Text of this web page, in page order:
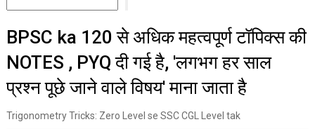
BPSC ka 120 से अधिक महत्वपूर्ण टॉपिक्स की
NOTES , PYQ दी गई है, 'लगभग हर साल
प्रश्न पूछे जाने वाले विषय' माना जाता है
Trigonometry Tricks: Zero Level se SSC CGL Level tak